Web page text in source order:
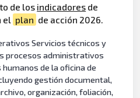
de los indicadores de
el plan de acción 2026.
Servicios técnicos y
procesos administrativos
de la oficina de
gestión documental,
organización, foliación,